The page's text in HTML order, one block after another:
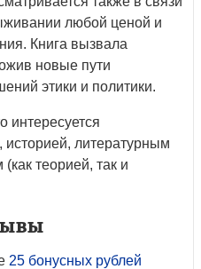
любой ценой и
Книга вызвала
новые пути
этики и политики.
интересуется
литературным
теорией, так и
25 бонусных рублей